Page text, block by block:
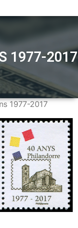
1977-2017
1977-2017